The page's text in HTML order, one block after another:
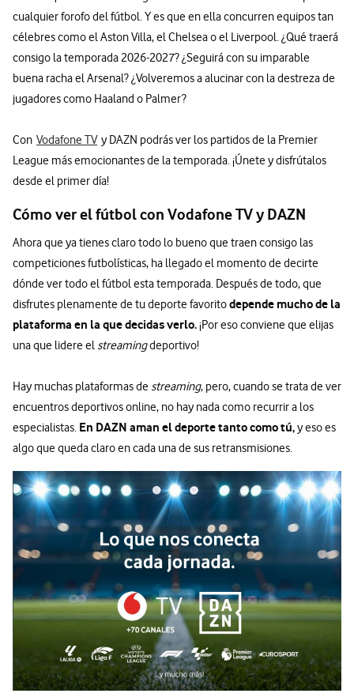
cualquier forofo del fútbol. Y es que en ella concurren equipos tan
célebres como el Aston Villa, el Chelsea o el Liverpool. ¿Qué traerá
consigo la temporada 2026-2027? ¿Seguirá con su imparable
buena racha el Arsenal? ¿Volveremos a alucinar con la destreza de
jugadores como Haaland o Palmer?
Con Vodafone TVy DAZN podrás ver los partidos de la Premier
League más emocionantes de la temporada. ¡Únete y disfrútalos
desde el primer día!
Cómo ver el fútbol con Vodafone TV y DAZN
Ahora que ya tienes claro todo lo bueno que traen consigo las
competiciones futbolísticas, ha llegado el momento de decirte
dónde ver todo el fútbol esta temporada. Después de todo, que
disfrutes plenamente de tu deporte favoritodepende mucho de la
plataforma en la que decidas verlo.¡Por eso conviene que elijas
una que lidere el streamingdeportivo!
Hay muchas plataformas de streaming, pero, cuando se trata de ver
encuentros deportivos online, no hay nada como recurrir a los
especialistas. En DAZN aman el deporte tanto como tú,y eso es
algo que queda claro en cada una de sus retransmisiones.